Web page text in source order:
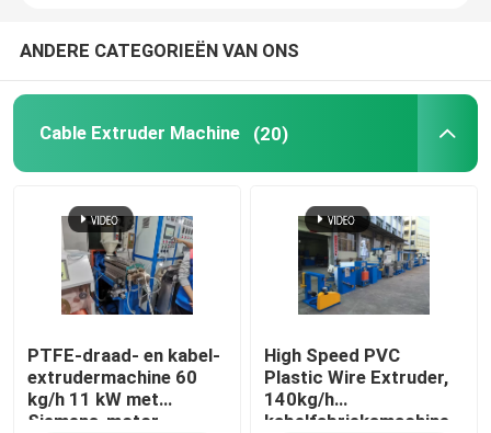
kabelspinmachine
koperen lasmachine
Spiraalgeweld buismachine
Lasersnijmachine
CCV-lijnen
ANDERE CATEGORIEËN VAN ONS
Cable Extruder Machine (20)
PTFE-draad- en kabel-
extrudermachine 60
kg/h 11 kW met
Siemens-motor
High Speed PVC
Plastic Wire Extruder,
140kg/h
kabelfabrieksmachine